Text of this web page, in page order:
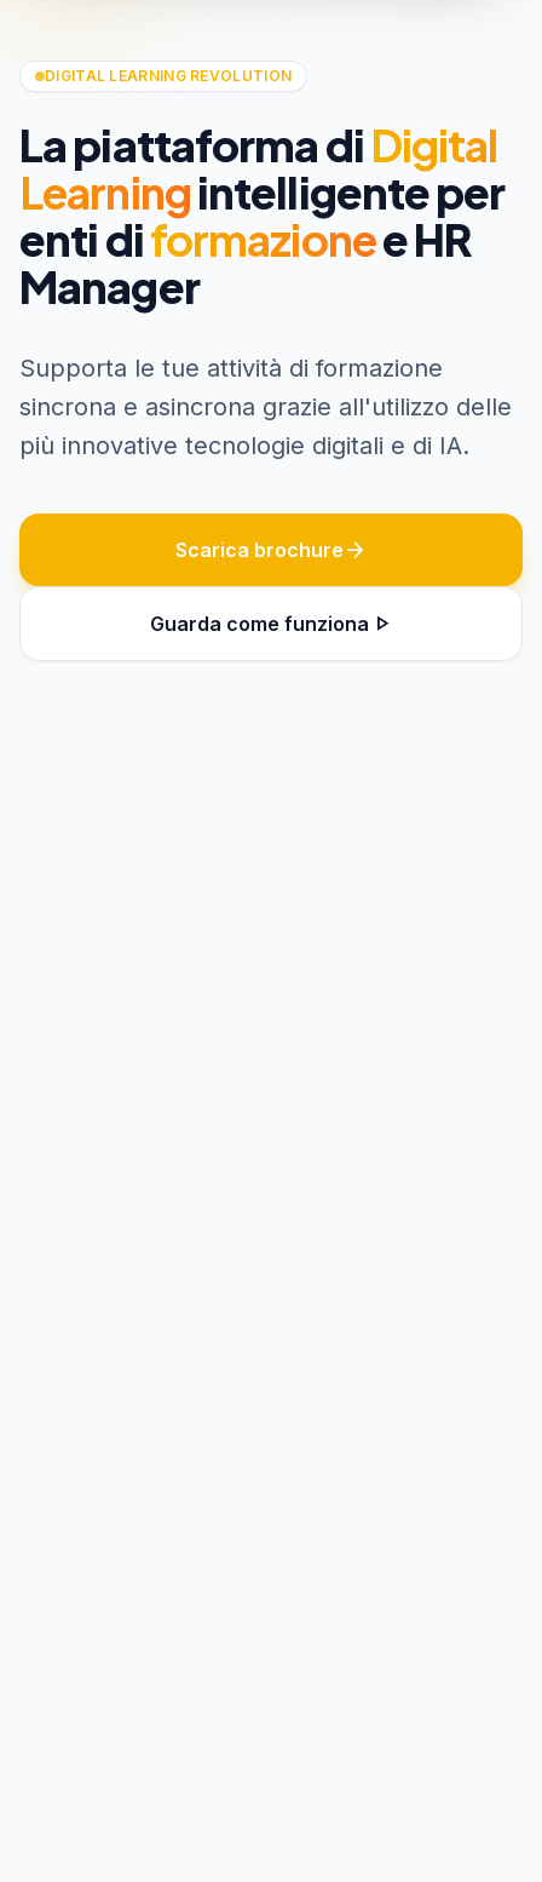
DIGITAL LEARNING REVOLUTION
La piattaforma di Digital
Learningintelligente per
enti diformazionee HR
Manager
Supporta le tue attività di formazione
sincrona e asincrona grazie all'utilizzo delle
più innovative tecnologie digitali e di IA.
Scarica brochure arrow_forward
Guarda come funziona play_arrow